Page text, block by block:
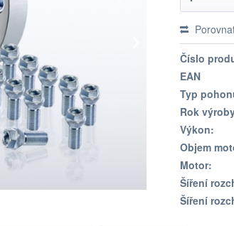
Číslo
EAN
Typ
Rok
Výkon:
Objem
Motor:
Šíření
Šíření